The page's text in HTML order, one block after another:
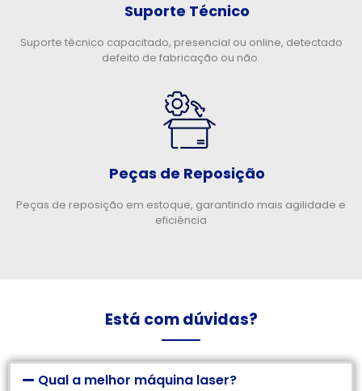
Suporte Técnico
Suporte técnico capacitado, presencial ou online, detectado
defeito de fabricação ou não.
Peças de Reposição
Peças de reposição em estoque, garantindo mais agilidade e
eficiência
Está com dúvidas?
Qual a melhor máquina laser?